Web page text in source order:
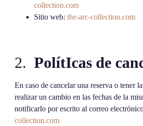
collection.com
Sitio web: the-arc-collection.com
2. PolítIcas de
En caso de cancelar una reserva o tener
realizar un cambio en las fechas de la
notificarlo por escrito al correo
collection.com